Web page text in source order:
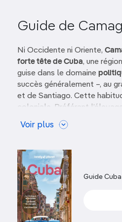
Guide de
Ni Occidente ni Oriente,
forte tête de Cuba, une
guise dans le domaine
succès généralement –, au
et de Santiago. Cette
coloniale. Préférant
Camagüey était alors moins
des esclaves et plus
Aujourd’hui, la plus vaste
offre un mélange de
aux raffineries de sucre
patchwork de jolies petites
flanquée des deux plus
celui deSabana-Camagüey
Voir plus
Guide Cuba